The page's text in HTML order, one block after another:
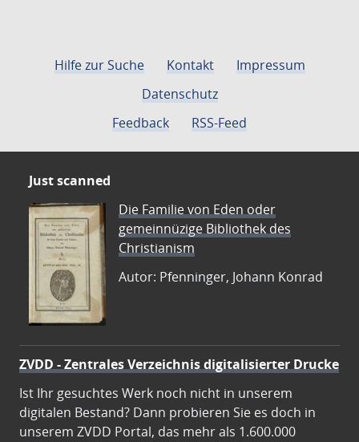
Hilfe zur Suche Kontakt
Impressum
Datenschutz
Feedback
RSS-Feed
Just scanned
Die Familie von Eden oder
gemeinnüzige Bibliothek des
Christianism
Autor: Pfenninger, Johann Konrad
ZVDD - Zentrales Verzeichnis digitalisierter Drucke
Ist Ihr gesuchtes Werk noch nicht in unserem
digitalen Bestand? Dann probieren Sie es doch in
unserem ZVDD Portal, das mehr als 1.600.000